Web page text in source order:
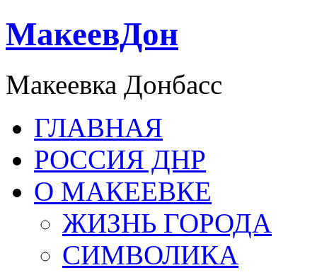
МакеевДон
Макеевка Донбасс
ГЛАВНАЯ
РОССИЯ ДНР
О МАКЕЕВКЕ
ЖИЗНЬ ГОРОДА
СИМВОЛИКА